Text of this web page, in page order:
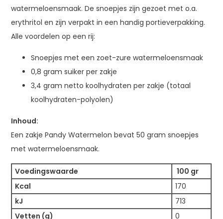
watermeloensmaak. De snoepjes zijn gezoet met o.a.
erythritol en zijn verpakt in een handig portieverpakking.
Alle voordelen op een rij:
Snoepjes met een zoet-zure watermeloensmaak
0,8 gram suiker per zakje
3,4 gram netto koolhydraten per zakje (totaal
koolhydraten-polyolen)
Inhoud:
Een zakje Pandy Watermelon bevat 50 gram snoepjes
met watermeloensmaak.
Voedingswaarde
100 gr
Kcal
170
kJ
713
Vetten (g)
0